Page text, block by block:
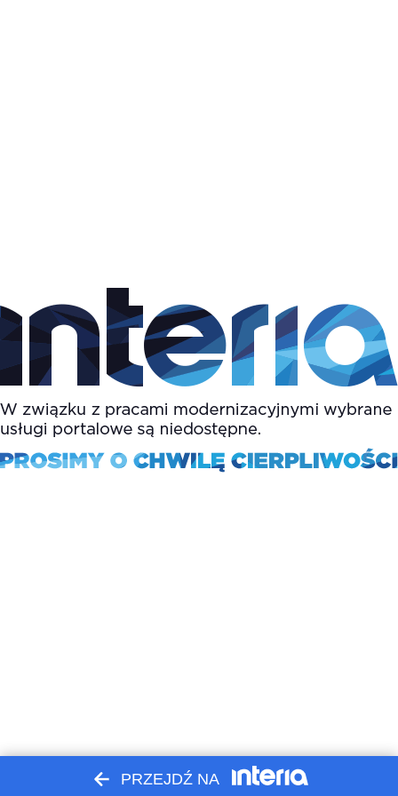
PRZEJDŹ NA